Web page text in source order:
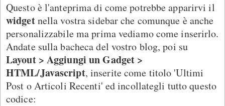
Questo è l'anteprima di come potrebbe apparirvi il
widgetnella vostra sidebar che comunque è anche
personalizzabile ma prima vediamo come inserirlo.
Andate sulla bacheca del vostro blog, poi su
Layout > Aggiungi un Gadget >
HTML/Javascript, inserite come titolo 'Ultimi
Post o Articoli Recenti' ed incollategli tutto questo
codice: